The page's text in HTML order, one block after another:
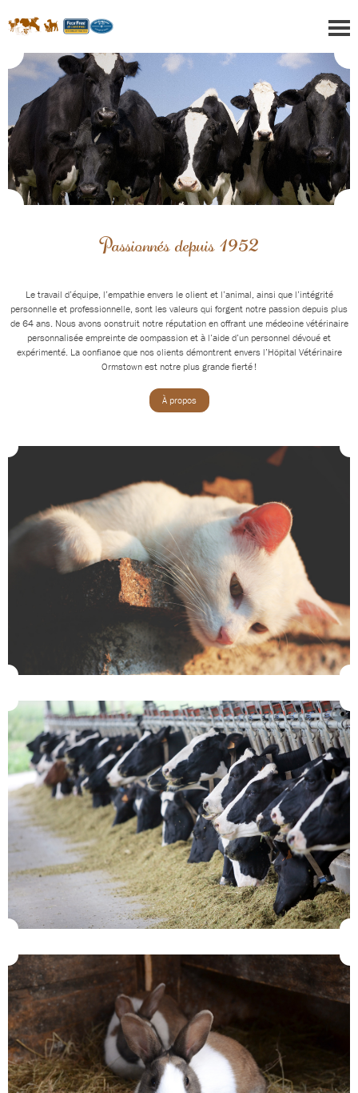
Passionnés depuis 1952
Le travail d’équipe, l’empathie envers le client et l’animal, ainsi que l’intégrité
personnelle et professionnelle, sont les valeurs qui forgent notre passion depuis plus
de 64 ans. Nous avons construit notre réputation en offrant une médecine vétérinaire
personnalisée empreinte de compassion et à l’aide d’un personnel dévoué et
expérimenté. La confiance que nos clients démontrent envers l’Hôpital Vétérinaire
Ormstown est notre plus grande fierté !
À propos